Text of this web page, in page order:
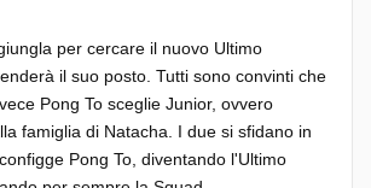
per cercare il nuovo Ultimo
il suo posto. Tutti sono convinti che
Pong To sceglie Junior, ovvero
famiglia di Natacha. I due si sfidano in
Pong To, diventando l'Ultimo